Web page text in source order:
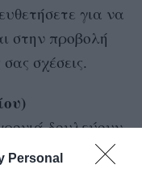
Personal
για να
στην προβολή
σχέσεις.
δουλεύουν
έμπνευση και